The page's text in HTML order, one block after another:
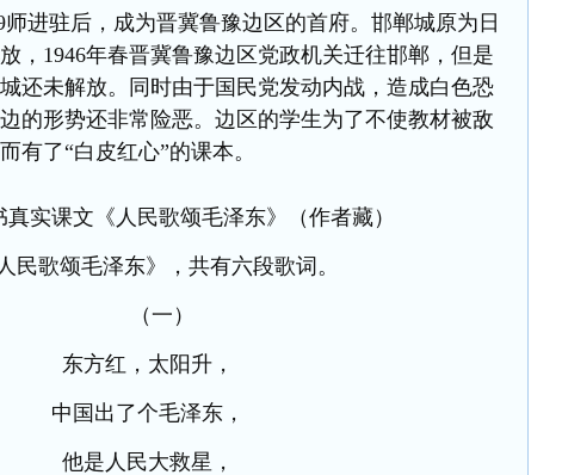
师进驻后，成为晋冀鲁豫边区的首府。邯郸城原为日
，1946年春晋冀鲁豫边区党政机关迁往邯郸，但是
还未解放。同时由于国民党发动内战，造成白色恐
的形势还非常险恶。边区的学生为了不使教材被敌
有了“白皮红心”的课本。
真实课文《人民歌颂毛泽东》（作者藏）
民歌颂毛泽东》，共有六段歌词。
（一）
东方红，太阳升，
中国出了个毛泽东，
他是人民大救星，